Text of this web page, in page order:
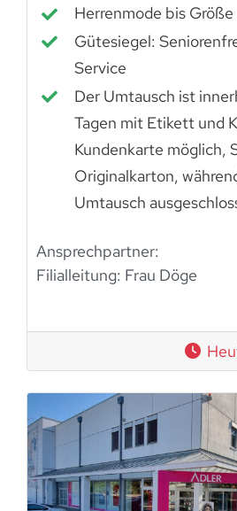
Herrenmode bis
Gütesiegel:
Service
Der Umtausch ist
Tagen mit Etikett und
Kundenkarte möglich,
Originalkarton,
Umtausch
Ansprechpartner:
Filialleitung: Frau Döge